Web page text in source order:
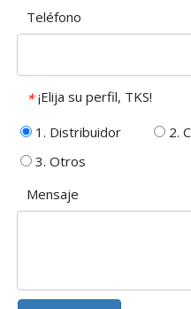
Teléfono
* ¡Elija su perfil, TKS!
1. Distribuidor
2.
3. Otros
Mensaje